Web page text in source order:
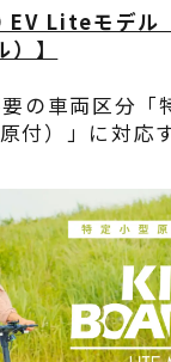
EV Liteモデル
】
の車両区分「
付）」に対応